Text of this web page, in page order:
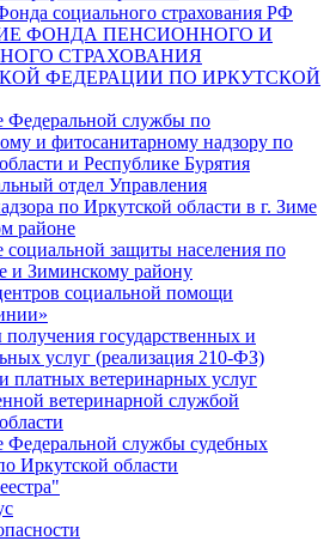
социального страхования РФ
ФОНДА ПЕНСИОННОГО И
СТРАХОВАНИЯ
ФЕДЕРАЦИИ ПО ИРКУТСКОЙ
Федеральной службы по
и фитосанитарному надзору по
и Республике Бурятия
отдел Управления
по Иркутской области в г. Зиме
районе
социальной защиты населения по
и Зиминскому району
социальной помощи
государственных и
услуг (реализация 210-ФЗ)
платных ветеринарных услуг
ветеринарной службой
Федеральной службы судебных
Иркутской области